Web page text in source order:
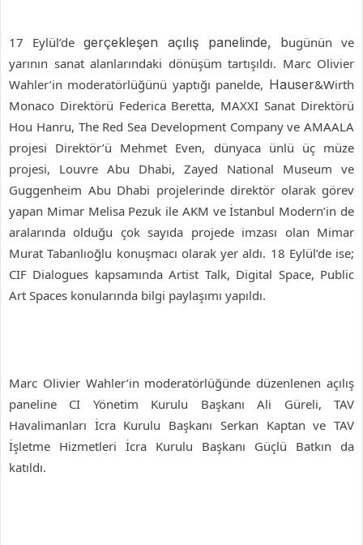
17 Eylül’degerçekleşen açılış panelinde, bugünün ve
yarının sanat alanlarındaki dönüşüm tartışıldı. Marc Olivier
Wahler’in moderatörlüğünü yaptığı panelde, Hauser&Wirth
Monaco Direktörü Federica Beretta, MAXXI Sanat Direktörü
Hou Hanru, The Red Sea Development Company ve AMAALA
projesi Direktör’ü Mehmet Even, dünyaca ünlü üç müze
projesi, Louvre Abu Dhabi, Zayed National Museum ve
Guggenheim Abu Dhabi projelerinde direktör olarak görev
yapan Mimar Melisa Pezuk ile AKM ve İstanbul Modern’in de
aralarında olduğu çok sayıda projede imzası olan Mimar
Murat Tabanlıoğlu konuşmacı olarak yer aldı. 18 Eylül’de ise;
CIF Dialogues kapsamında Artist Talk, Digital Space, Public
Art Spaces konularında bilgi paylaşımı yapıldı.
Marc Olivier Wahler’in moderatörlüğünde düzenlenen açılış
paneline CI Yönetim Kurulu Başkanı Ali Güreli, TAV
Havalimanları İcra Kurulu Başkanı Serkan Kaptan ve TAV
İşletme Hizmetleri İcra Kurulu Başkanı Güçlü Batkın da
katıldı.